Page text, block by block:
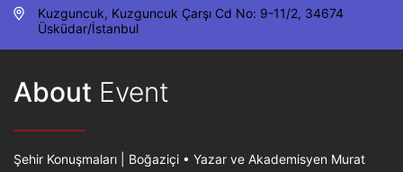
Kuzguncuk, Kuzguncuk Çarşı Cd No: 9-11/2, 34674
Üsküdar/İstanbul
About Event
Şehir Konuşmaları | Boğaziçi • Yazar ve Akademisyen Murat